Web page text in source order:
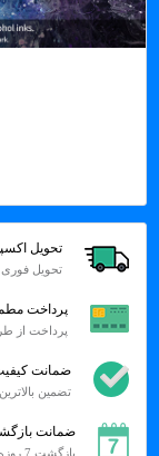
تحویل
تحویل
پرداخت
پرداخت از
ضمانت
تضمین
ضمانت
بازگشت 7 روزه محصول